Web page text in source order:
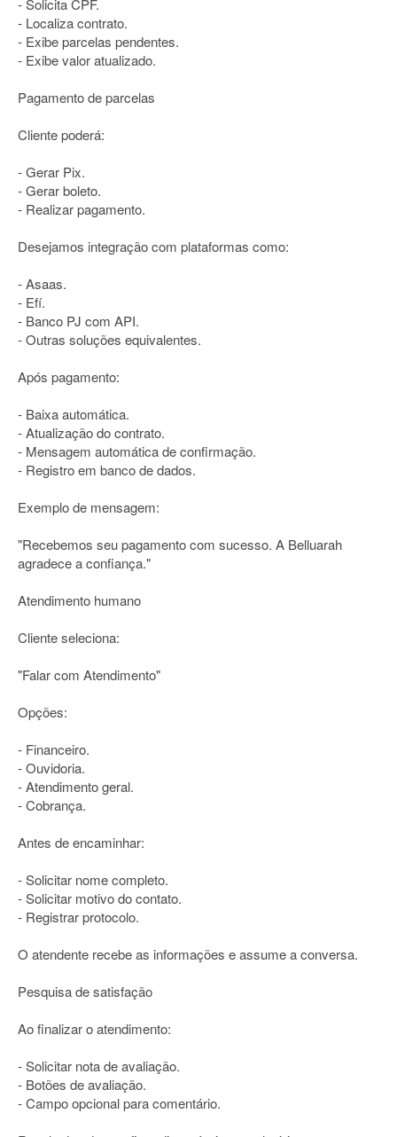
- Solicita CPF.
- Localiza contrato.
- Exibe parcelas pendentes.
- Exibe valor atualizado.
Pagamento de parcelas
Cliente poderá:
- Gerar Pix.
- Gerar boleto.
- Realizar pagamento.
Desejamos integração com plataformas como:
- Asaas.
- Efí.
- Banco PJ com API.
- Outras soluções equivalentes.
Após pagamento:
- Baixa automática.
- Atualização do contrato.
- Mensagem automática de confirmação.
- Registro em banco de dados.
Exemplo de mensagem:
"Recebemos seu pagamento com sucesso. A Belluarah
agradece a confiança."
Atendimento humano
Cliente seleciona:
"Falar com Atendimento"
Opções:
- Financeiro.
- Ouvidoria.
- Atendimento geral.
- Cobrança.
Antes de encaminhar:
- Solicitar nome completo.
- Solicitar motivo do contato.
- Registrar protocolo.
O atendente recebe as informações e assume a conversa.
Pesquisa de satisfação
Ao finalizar o atendimento:
- Solicitar nota de avaliação.
- Botões de avaliação.
- Campo opcional para comentário.